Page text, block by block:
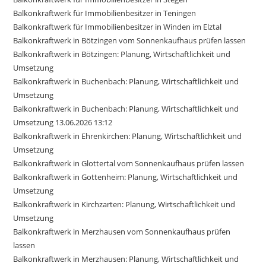
Balkonkraftwerk für Immobilienbesitzer in Teningen
Balkonkraftwerk für Immobilienbesitzer in Winden im Elztal
Balkonkraftwerk in Bötzingen vom Sonnenkaufhaus prüfen lassen
Balkonkraftwerk in Bötzingen: Planung, Wirtschaftlichkeit und
Umsetzung
Balkonkraftwerk in Buchenbach: Planung, Wirtschaftlichkeit und
Umsetzung
Balkonkraftwerk in Buchenbach: Planung, Wirtschaftlichkeit und
Umsetzung 13.06.2026 13:12
Balkonkraftwerk in Ehrenkirchen: Planung, Wirtschaftlichkeit und
Umsetzung
Balkonkraftwerk in Glottertal vom Sonnenkaufhaus prüfen lassen
Balkonkraftwerk in Gottenheim: Planung, Wirtschaftlichkeit und
Umsetzung
Balkonkraftwerk in Kirchzarten: Planung, Wirtschaftlichkeit und
Umsetzung
Balkonkraftwerk in Merzhausen vom Sonnenkaufhaus prüfen
lassen
Balkonkraftwerk in Merzhausen: Planung, Wirtschaftlichkeit und